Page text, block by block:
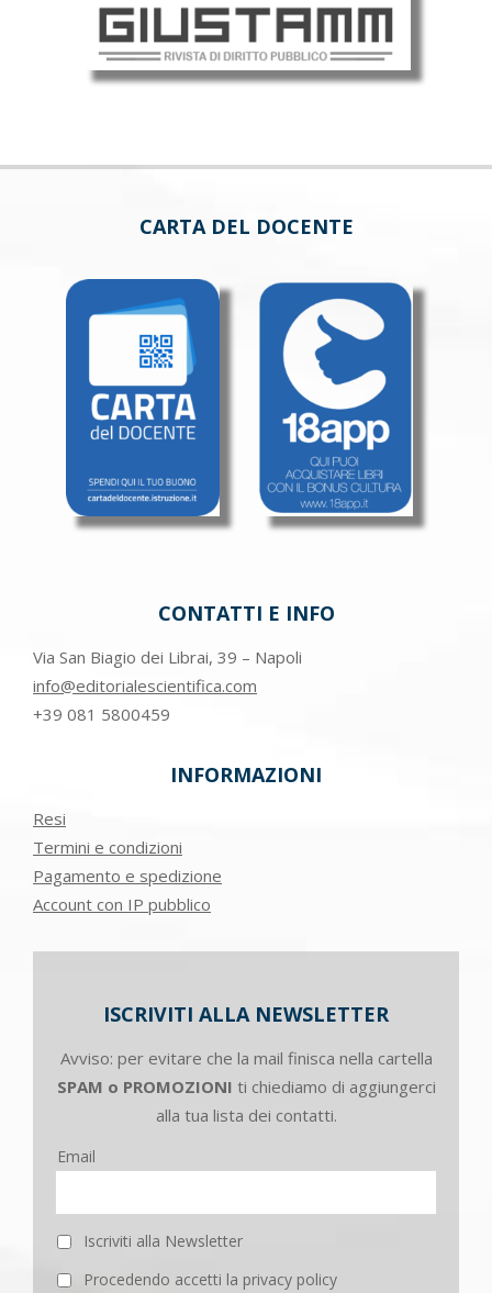
CARTA DEL DOCENTE
CONTATTI E INFO
Via San Biagio dei Librai, 39 – Napoli
info@editorialescientifica.com
+39 081 5800459
INFORMAZIONI
Resi
Termini e condizioni
Pagamento e spedizione
Account con IP pubblico
ISCRIVITI ALLA NEWSLETTER
Avviso: per evitare che la mail finisca nella cartella
SPAM o PROMOZIONI ti chiediamo di aggiungerci
alla tua lista dei contatti.
Email
Iscriviti alla Newsletter
Procedendo accetti la privacy policy